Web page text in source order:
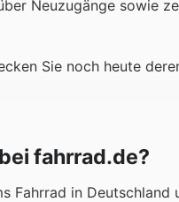
Neuzugänge sowie
Sie noch heute
fahrrad.de?
Fahrrad in